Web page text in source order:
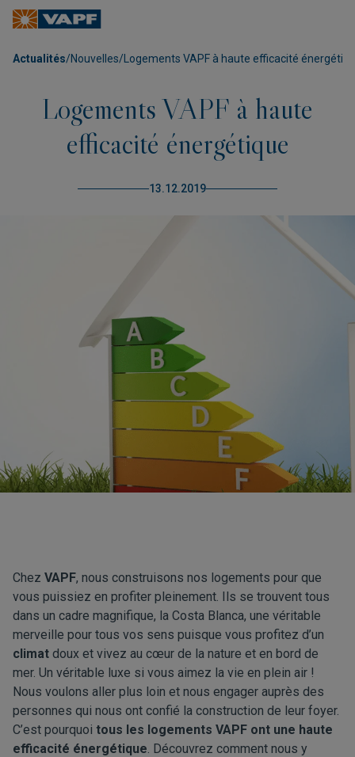
Actualités/Nouvelles/ Logements VAPF à haute efficacité
Logements VAPF à haute
efficacité énergétique
13.12.2019
Chez VAPF, nous construisons nos logements pour que
vous puissiez en profiter pleinement. Ils se trouvent tous
dans un cadre magnifique, la Costa Blanca, une véritable
merveille pour tous vos sens puisque vous profitez d’un
climat doux et vivez au cœur de la nature et en bord de
mer. Un véritable luxe si vous aimez la vie en plein air !
Nous voulons aller plus loin et nous engager auprès des
personnes qui nous ont confié la construction de leur foyer.
C’est pourquoi tous les logements VAPF ont une haute
efficacité énergétique. Découvrez comment nous y